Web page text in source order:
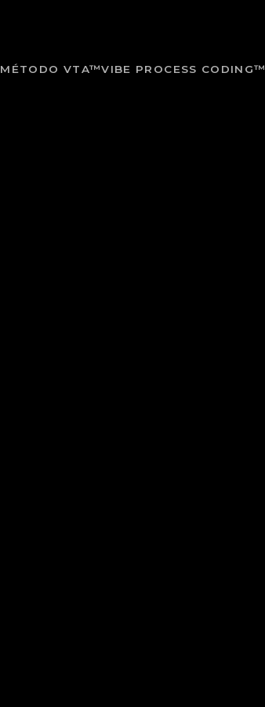
MÉTODO VTA™VIBE PROCESS CODING™